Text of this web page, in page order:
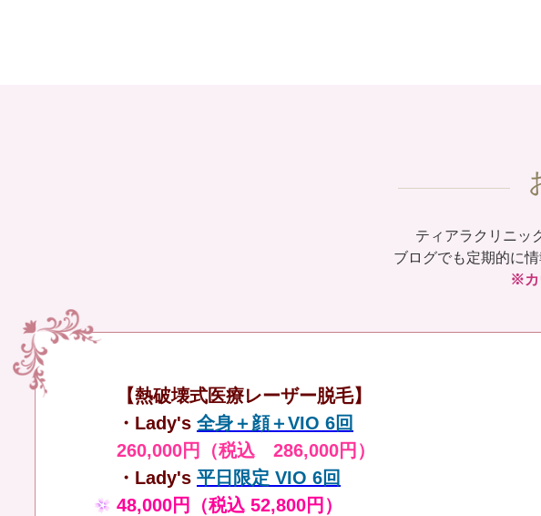
ティアラクリニッ
ブログでも定期的に
※カ
【熱破壊式医療レーザー脱毛】
・Lady's 全身＋顔＋VIO 6回
260,000円（税込 286,000円）
・Lady's 平日限定 VIO 6回
48,000円（税込 52,800円）